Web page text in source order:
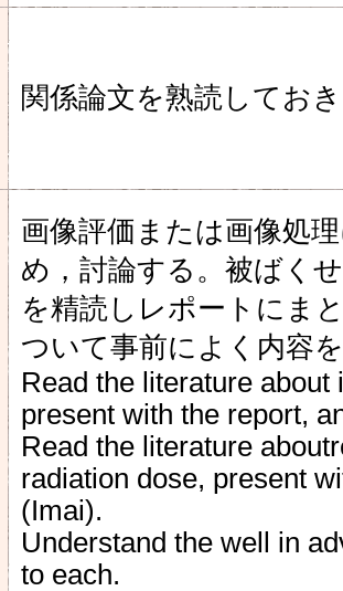
関係論文を熟読してお
画像評価または画像処
め，討論する。被ばく
を精読しレポートにま
ついて事前によく内容
Read the literature
present with the report,
Read the literature
radiation dose, present
(Imai).
Understand the well in
to each.